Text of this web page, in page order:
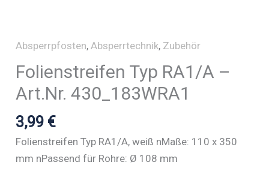
Absperrpfosten,Absperrtechnik, Zubehör
Folienstreifen Typ RA1/A –
Art.Nr. 430_183WRA1
3,99 €
Folienstreifen Typ RA1/A, weiß nMaße: 110 x 350
mm nPassend für Rohre: Ø 108 mm